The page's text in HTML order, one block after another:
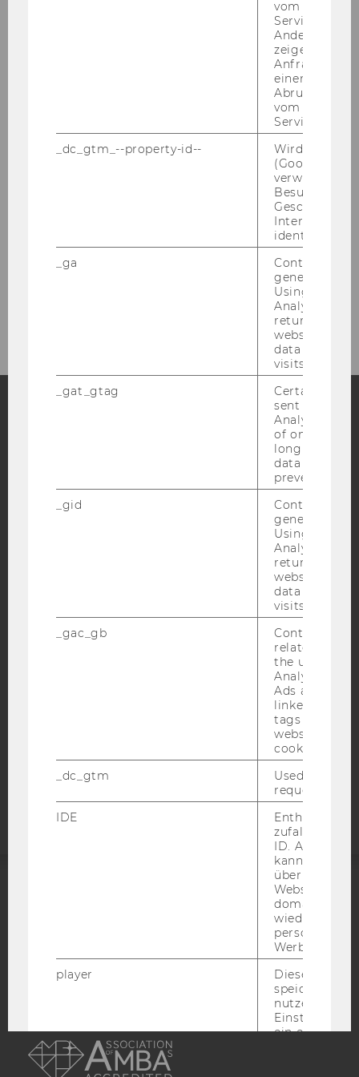
Inovacije v času krize
Coach Românesc
Blog
YouTube NewsletterBluesky
BARRIEREFREIHEITSERKLÄRUNG WEBSEITE
DATENSCHUTZERKLÄRUNG
DATENSCHUTZERKLÄRUNG SOCIAL MEDIA
STUDIENBEWERBER*INNEN UND STUDIERENDE
Barrierefreiheitserklärung
vom AMP-
Service
Andere
zeigen Opt-
Anfrage im
einen Fehler
Abrufen
vom AMP
Service an.
_dc_gtm_--property-id--
Wird von
(Google Tag
verwendet,
Besucher
Geschlecht
Interessen zu
identifizieren.
_ga
Contains a
generated
Using this
Analytics can
returning
website and
data from
visits.
_gat_gtag
Certain data
sent to
Analytics a
of once per
long as it is
data
prevented.
_gid
Contains a
generated
Using this
Analytics can
returning
website and
data from
visits.
_gac_gb
Contains
related
the user. If
Analytics and
Ads accounts
linked, the
tags on the
website read
cookie.
_dc_gtm
Used to
request rate.
IDE
Enthält eine
ID. Anhand
kann Google
über
Websites
Werbung
player
Dieses Cookie
speichert
ein